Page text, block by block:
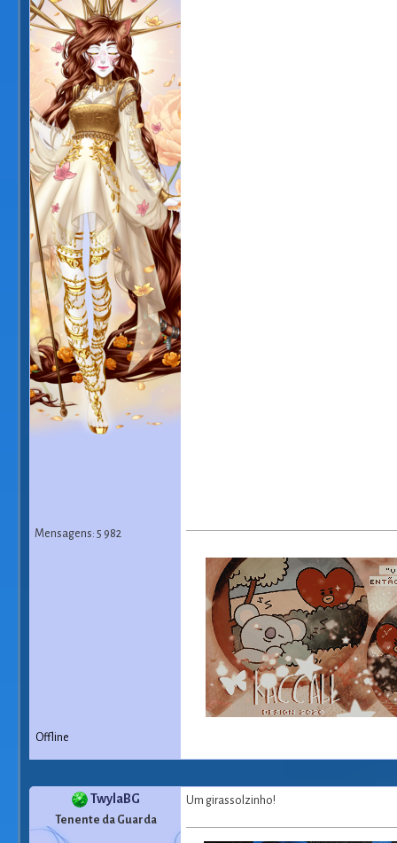
Mensagens: 5 982
Offline
TwylaBG
Tenente da Guarda
Um girassolzinho!